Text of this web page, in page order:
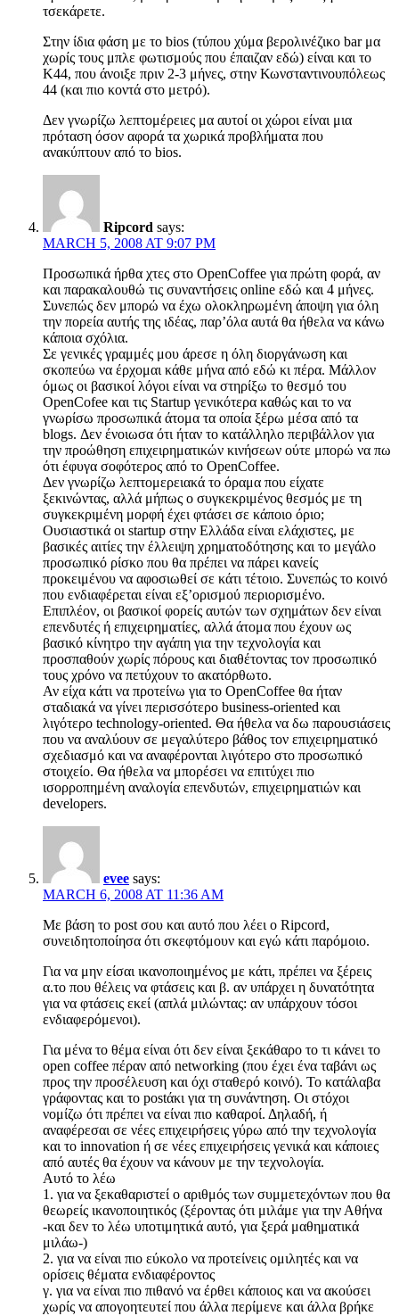
τσεκάρετε.
Στην ίδια φάση με το bios (τύπου χύμα βερολινέζικο bar μα
χωρίς τους μπλε φωτισμούς που έπαιζαν εδώ) είναι και το
Κ44, που άνοιξε πριν 2-3 μήνες, στην Κωνσταντινουπόλεως
44 (και πιο κοντά στο μετρό).
Δεν γνωρίζω λεπτομέρειες μα αυτοί οι χώροι είναι μια
πρόταση όσον αφορά τα χωρικά προβλήματα που
ανακύπτουν από το bios.
Ripcord says:
MARCH 5, 2008 AT 9:07 PM
Προσωπικά ήρθα χτες στο OpenCoffee για πρώτη φορά, αν
και παρακαλουθώ τις συναντήσεις online εδώ και 4 μήνες.
Συνεπώς δεν μπορώ να έχω ολοκληρωμένη άποψη για όλη
την πορεία αυτής της ιδέας, παρ’όλα αυτά θα ήθελα να κάνω
κάποια σχόλια.
Σε γενικές γραμμές μου άρεσε η όλη διοργάνωση και
σκοπεύω να έρχομαι κάθε μήνα από εδώ κι πέρα. Μάλλον
όμως οι βασικοί λόγοι είναι να στηρίξω το θεσμό του
OpenCofee και τις Startup γενικότερα καθώς και το να
γνωρίσω προσωπικά άτομα τα οποία ξέρω μέσα από τα
blogs. Δεν ένοιωσα ότι ήταν το κατάλληλο περιβάλλον για
την προώθηση επιχειρηματικών κινήσεων ούτε μπορώ να πω
ότι έφυγα σοφότερος από το OpenCoffee.
Δεν γνωρίζω λεπτομερειακά το όραμα που είχατε
ξεκινώντας, αλλά μήπως ο συγκεκριμένος θεσμός με τη
συγκεκριμένη μορφή έχει φτάσει σε κάποιο όριο;
Ουσιαστικά οι startup στην Ελλάδα είναι ελάχιστες, με
βασικές αιτίες την έλλειψη χρηματοδότησης και το μεγάλο
προσωπικό ρίσκο που θα πρέπει να πάρει κανείς
προκειμένου να αφοσιωθεί σε κάτι τέτοιο. Συνεπώς το κοινό
που ενδιαφέρεται είναι εξ’ορισμού περιορισμένο.
Επιπλέον, οι βασικοί φορείς αυτών των σχημάτων δεν είναι
επενδυτές ή επιχειρηματίες, αλλά άτομα που έχουν ως
βασικό κίνητρο την αγάπη για την τεχνολογία και
προσπαθούν χωρίς πόρους και διαθέτοντας τον προσωπικό
τους χρόνο να πετύχουν το ακατόρθωτο.
Αν είχα κάτι να προτείνω για το OpenCoffee θα ήταν
σταδιακά να γίνει περισσότερο business-oriented και
λιγότερο technology-oriented. Θα ήθελα να δω παρουσιάσεις
που να αναλύουν σε μεγαλύτερο βάθος τον επιχειρηματικό
σχεδιασμό και να αναφέρονται λιγότερο στο προσωπικό
στοιχείο. Θα ήθελα να μπορέσει να επιτύχει πιο
ισορροπημένη αναλογία επενδυτών, επιχειρηματιών και
developers.
evee says:
MARCH 6, 2008 AT 11:36 AM
Με βάση το post σου και αυτό που λέει ο Ripcord,
συνειδητοποίησα ότι σκεφτόμουν και εγώ κάτι παρόμοιο.
Για να μην είσαι ικανοποιημένος με κάτι, πρέπει να ξέρεις
α.το που θέλεις να φτάσεις και β. αν υπάρχει η δυνατότητα
για να φτάσεις εκεί (απλά μιλώντας: αν υπάρχουν τόσοι
ενδιαφερόμενοι).
Για μένα το θέμα είναι ότι δεν είναι ξεκάθαρο το τι κάνει το
open coffee πέραν από networking (που έχει ένα ταβάνι ως
προς την προσέλευση και όχι σταθερό κοινό). Το κατάλαβα
γράφοντας και το postάκι για τη συνάντηση. Οι στόχοι
νομίζω ότι πρέπει να είναι πιο καθαροί. Δηλαδή, ή
αναφέρεσαι σε νέες επιχειρήσεις γύρω από την τεχνολογία
και το innovation ή σε νέες επιχειρήσεις γενικά και κάποιες
από αυτές θα έχουν να κάνουν με την τεχνολογία.
Αυτό το λέω
1. για να ξεκαθαριστεί ο αριθμός των συμμετεχόντων που θα
θεωρείς ικανοποιητικός (ξέροντας ότι μιλάμε για την Αθήνα
-και δεν το λέω υποτιμητικά αυτό, για ξερά μαθηματικά
μιλάω-)
2. για να είναι πιο εύκολο να προτείνεις ομιλητές και να
ορίσεις θέματα ενδιαφέροντος
γ. για να είναι πιο πιθανό να έρθει κάποιος και να ακούσει
χωρίς να απογοητευτεί που άλλα περίμενε και άλλα βρήκε